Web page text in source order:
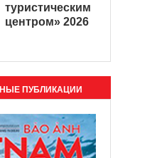
туристическим
центром» 2026
ПУБЛИКАЦИИ